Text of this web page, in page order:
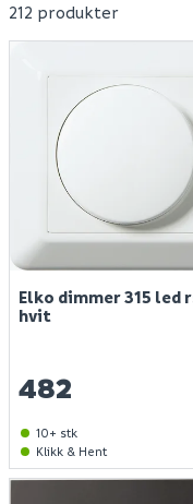
212 produkter
Elko dimmer 315 led
hvit
482
10+ stk
Klikk & Hent